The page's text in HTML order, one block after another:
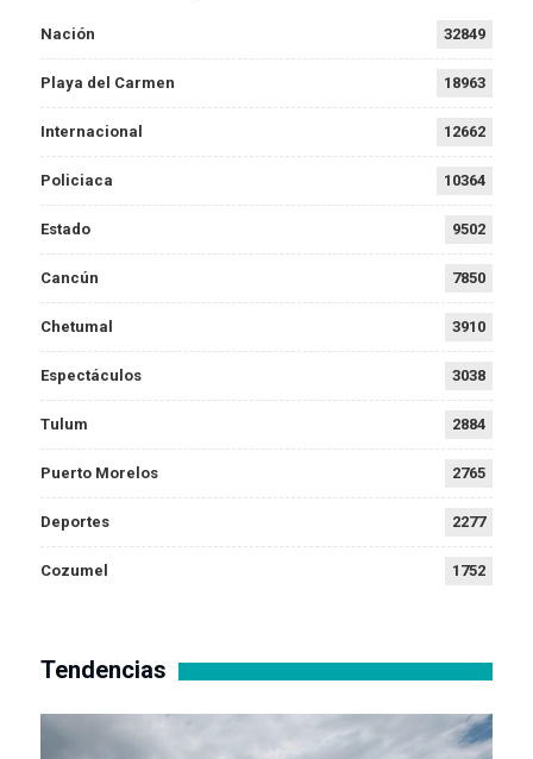
Nación 32849
Playa del Carmen 18963
Internacional 12662
Policiaca 10364
Estado 9502
Cancún 7850
Chetumal 3910
Espectáculos 3038
Tulum 2884
Puerto Morelos 2765
Deportes 2277
Cozumel 1752
Tendencias